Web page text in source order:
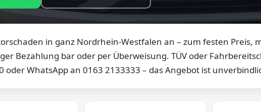
in ganz Nordrhein-Westfalen an – zum festen Preis,
Bezahlung bar oder per Überweisung. TÜV oder
WhatsApp an 0163 2133333 – das Angebot ist